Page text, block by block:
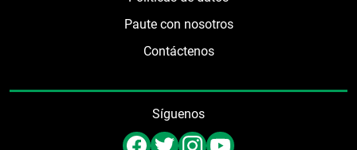
Paute con nosotros
Contáctenos
Síguenos